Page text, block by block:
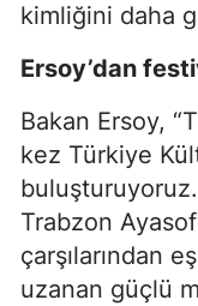
kimliğini daha
Ersoy’dan
Bakan Ersoy,
kez Türkiye
Trabzon
çarşılarından
uzanan güçlü